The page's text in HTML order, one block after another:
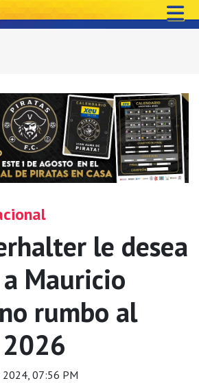
le desea
Mauricio
rumbo al
2024, 07:56 PM